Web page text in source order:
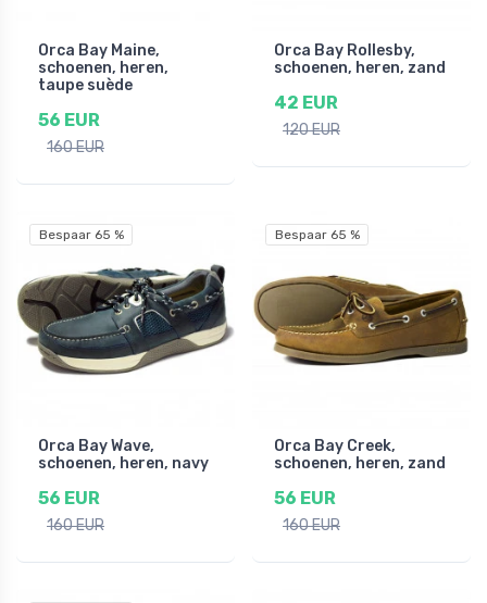
Orca Bay Maine,
schoenen, heren,
taupe suède
56 EUR
160 EUR
Orca Bay Rollesby,
schoenen, heren, zand
42 EUR
120 EUR
Bespaar 65 %
Orca Bay Wave,
schoenen, heren, navy
56 EUR
160 EUR
Bespaar 65 %
Orca Bay Creek,
schoenen, heren, zand
56 EUR
160 EUR